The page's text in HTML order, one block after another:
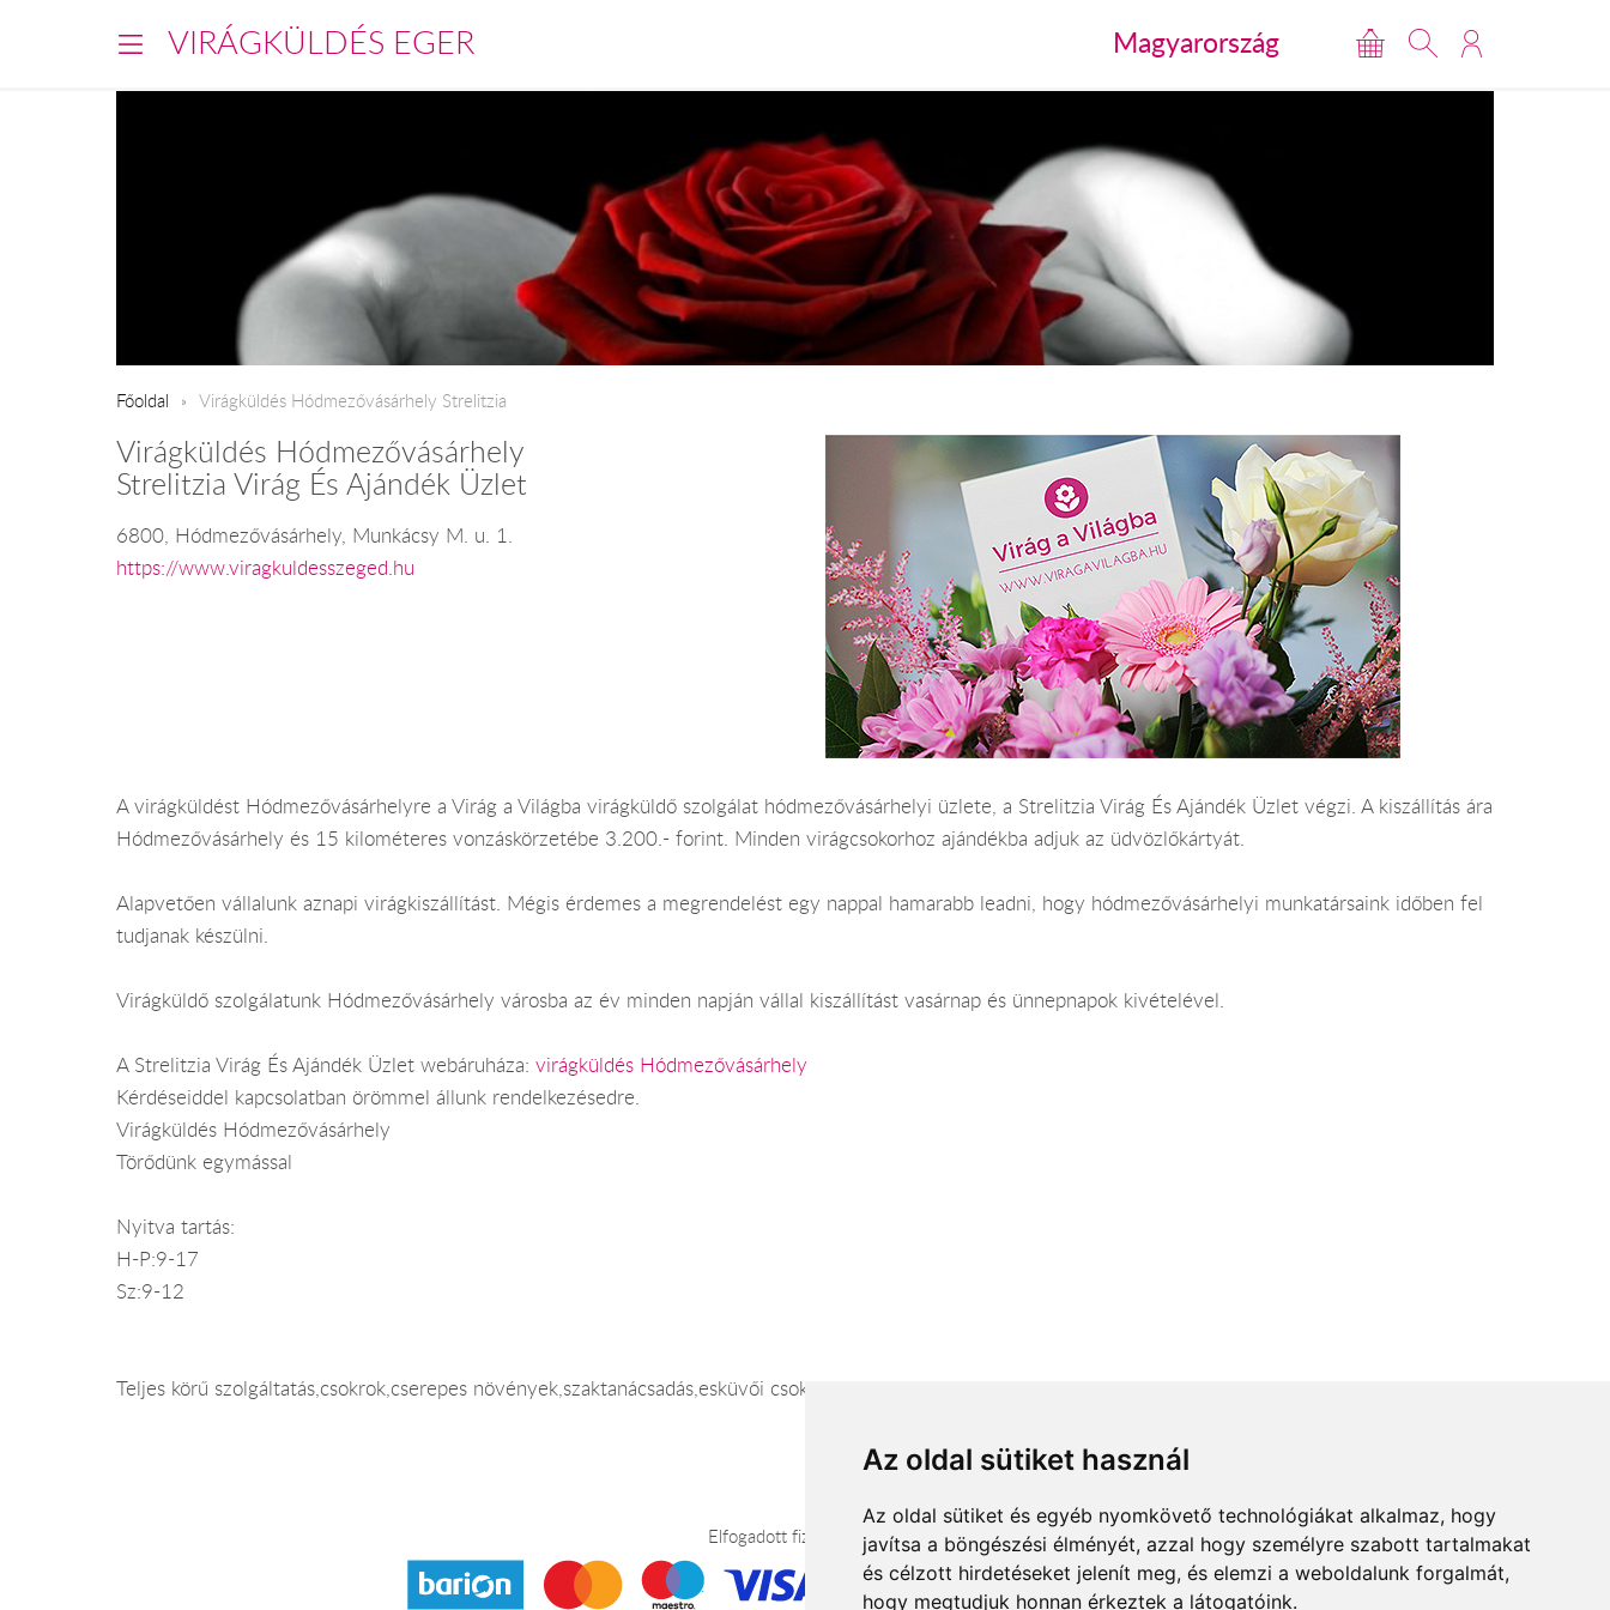
Az oldal sütiket használ
Az oldal sütiket és egyéb nyomkövető technológiákat alkalmaz, hogy
javítsa a böngészési élményét, azzal hogy személyre szabott tartalmakat
és célzott hirdetéseket jelenít meg, és elemzi a weboldalunk forgalmát,
hogy megtudjuk honnan érkeztek a látogatóink.
VIRÁGKÜLDÉS EGER Magyarország
Főoldal Virágküldés Hódmezővásárhely Strelitzia
Virágküldés Hódmezővásárhely
Strelitzia Virág És Ajándék Üzlet
6800, Hódmezővásárhely, Munkácsy M. u. 1.
https://www.viragkuldesszeged.hu
A virágküldést Hódmezővásárhelyre a Virág a Világba virágküldő szolgálat hódmezővásárhelyi üzlete, a Strelitzia Virág És Ajándék Üzlet végzi. A kiszállítás ára
Hódmezővásárhely és 15 kilométeres vonzáskörzetébe 3.200.- forint. Minden virágcsokorhoz ajándékba adjuk az üdvözlőkártyát.
Alapvetően vállalunk aznapi virágkiszállítást. Mégis érdemes a megrendelést egy nappal hamarabb leadni, hogy hódmezővásárhelyi munkatársaink időben fel
tudjanak készülni.
Virágküldő szolgálatunk Hódmezővásárhely városba az év minden napján vállal kiszállítást vasárnap és ünnepnapok kivételével.
A Strelitzia Virág És Ajándék Üzlet webáruháza: virágküldés Hódmezővásárhely
Kérdéseiddel kapcsolatban örömmel állunk rendelkezésedre.
Virágküldés Hódmezővásárhely
Törődünk egymással
Nyitva tartás:
H-P:9-17
Sz:9-12
Teljes körű szolgáltatás,csokrok,cserepes növények,szaktanácsadás,esküvői csokrok,kiegészítők,teremdíszítés,koszorúk!
Elfogadott fizetési módok